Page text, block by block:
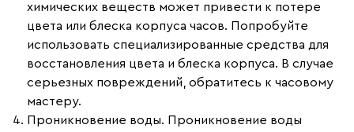
химических веществ может привести к потере
цвета или блеска корпуса часов. Попробуйте
использовать специализированные средства для
восстановления цвета и блеска корпуса. В случае
серьезных повреждений, обратитесь к часовому
мастеру.
Проникновение воды. Проникновение воды